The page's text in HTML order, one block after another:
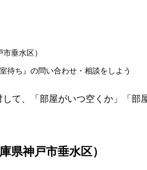
垂水区）
待ち』の問い合わせ・相談をしよう
して、「部屋がいつ空くか」「
県神戸市垂水区）